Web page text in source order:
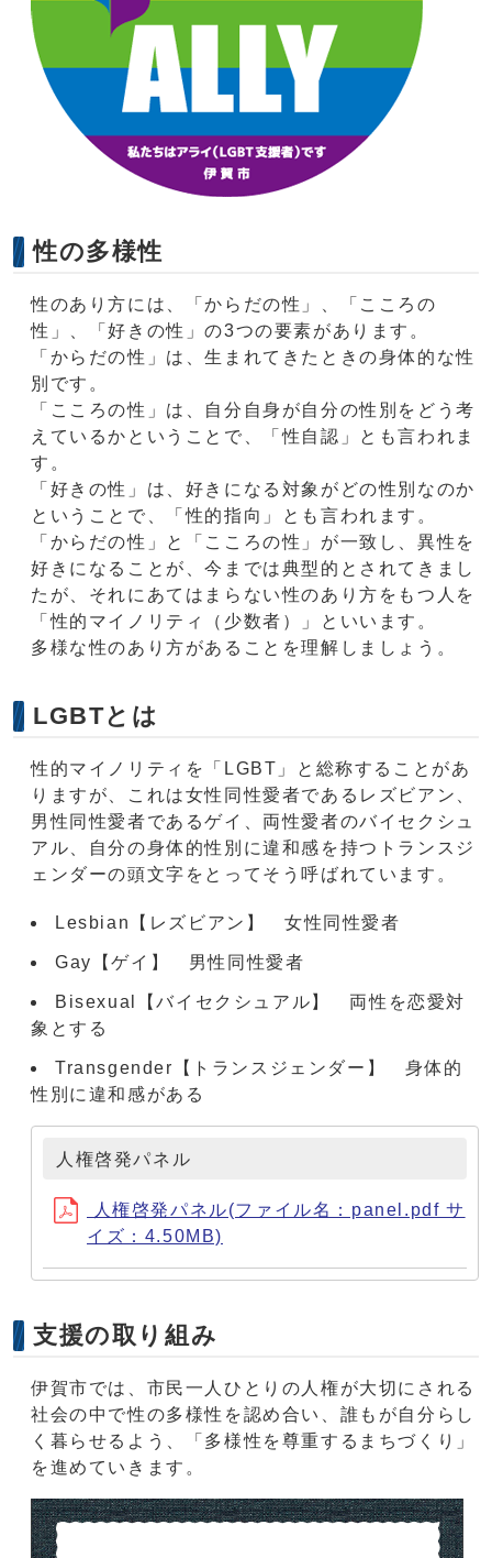
性の多様性
性のあり方には、「からだの性」、「こころの
性」、「好きの性」の3つの要素があります。
「からだの性」は、生まれてきたときの身体的な性
別です。
「こころの性」は、自分自身が自分の性別をどう考
えているかということで、「性自認」とも言われま
す。
「好きの性」は、好きになる対象がどの性別なのか
ということで、「性的指向」とも言われます。
「からだの性」と「こころの性」が一致し、異性を
好きになることが、今までは典型的とされてきまし
たが、それにあてはまらない性のあり方をもつ人を
「性的マイノリティ（少数者）」といいます。
多様な性のあり方があることを理解しましょう。
LGBTとは
性的マイノリティを「LGBT」と総称することがあ
りますが、これは女性同性愛者であるレズビアン、
男性同性愛者であるゲイ、両性愛者のバイセクシュ
アル、自分の身体的性別に違和感を持つトランスジ
ェンダーの頭文字をとってそう呼ばれています。
Lesbian【レズビアン】 女性同性愛者
Gay【ゲイ】 男性同性愛者
Bisexual【バイセクシュアル】 両性を恋愛対
象とする
Transgender【トランスジェンダー】 身体的
性別に違和感がある
人権啓発パネル
人権啓発パネル(ファイル名：panel.pdf サ
イズ：4.50MB)
支援の取り組み
伊賀市では、市民一人ひとりの人権が大切にされる
社会の中で性の多様性を認め合い、誰もが自分らし
く暮らせるよう、「多様性を尊重するまちづくり」
を進めていきます。